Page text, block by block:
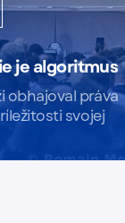
je algoritmus
obhajoval práva
svojej